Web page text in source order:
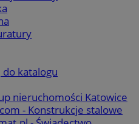
katalogu
nieruchomości Katowice
- Konstrukcje stalowe